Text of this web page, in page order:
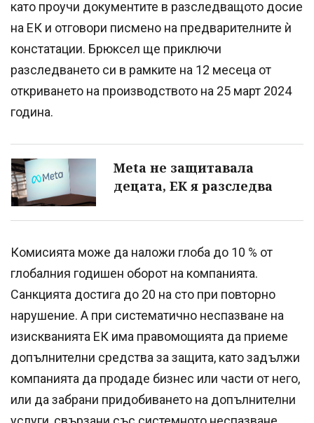
като проучи документите в разследващото досие
на ЕК и отговори писмено на предварителните ѝ
констатации. Брюксел ще приключи
разследването си в рамките на 12 месеца от
откриването на производството на 25 март 2024
година.
Meta не защитавала
децата, ЕК я разследва
Комисията може да наложи глоба до 10 % от
глобалния годишен оборот на компанията.
Санкцията достига до 20 на сто при повторно
нарушение. А при систематично неспазване на
изискванията ЕК има правомощията да приеме
допълнителни средства за защита, като задължи
компанията да продаде бизнес или части от него,
или да забрани придобиването на допълнителни